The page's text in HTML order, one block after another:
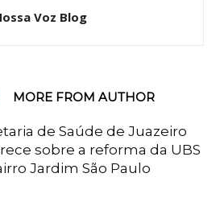
Voz Blog
MORE FROM AUTHOR
de Saúde de Juazeiro
sobre a reforma da UBS
Jardim São Paulo